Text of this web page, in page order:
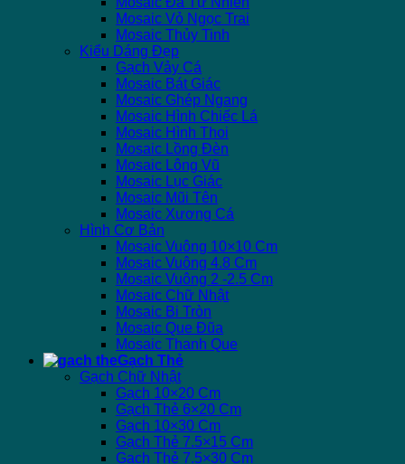
Mosaic Vỏ Ngọc Trai
Mosaic Thủy Tinh
Kiểu Dáng Đẹp
Gạch Vảy Cá
Mosaic Bát Giác
Mosaic Ghép Ngang
Mosaic Hình Chiếc Lá
Mosaic Hình Thoi
Mosaic Lồng Đèn
Mosaic Lông Vũ
Mosaic Lục Giác
Mosaic Mũi Tên
Mosaic Xương Cá
Hình Cơ Bản
Mosaic Vuông 10×10 Cm
Mosaic Vuông 4.8 Cm
Mosaic Vuông 2 -2.5 Cm
Mosaic Chữ Nhật
Mosaic Bi Tròn
Mosaic Que Đũa
Mosaic Thanh Que
Gạch Thẻ
Gạch Chữ Nhật
Gạch 10×20 Cm
Gạch Thẻ 6×20 Cm
Gạch 10×30 Cm
Gạch Thẻ 7.5×15 Cm
Gạch Thẻ 7.5×30 Cm